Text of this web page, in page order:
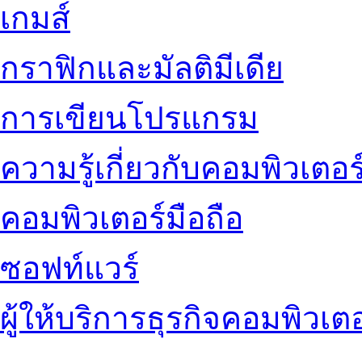
เกมส์
กราฟิกและมัลติมีเดีย
การเขียนโปรแกรม
ความรู้เกี่ยวกับคอมพิวเตอ
คอมพิวเตอร์มือถือ
ซอฟท์แวร์
ผู้ให้บริการธุรกิจคอมพิวเต